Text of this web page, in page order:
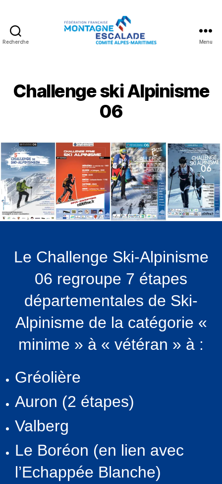
Recherche
Escalade
Menu
Challenge ski Alpinisme
06
Le Challenge Ski-Alpinisme
06 regroupe 7 étapes
départementales de Ski-
Alpinisme de la catégorie «
minime » à « vétéran » à :
Gréolière
Auron (2 étapes)
Valberg
Le Boréon (en lien avec
l’Echappée Blanche)